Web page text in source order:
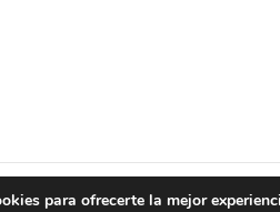
para ofrecerte la mejor